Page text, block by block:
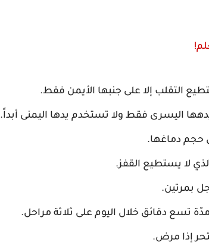
التقلب إلا على جنبها الأيمن فقط.
اليسرى فقط ولا تستخدم يدها اليمنى أبداً.
حجم دماغها.
لا يستطيع القفز.
بمرتين.
تسع دقائق خلال اليوم على ثلاثة مراحل.
إذا مرض.